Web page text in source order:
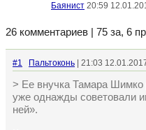
Баянист 20:59
26 комментариев | 75 за, 6
#1 Пальтоконь | 21:03
> Ее внучка Тамара Шимко
уже однажды советовали
ней».